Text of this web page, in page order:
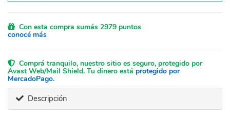
Con esta compra sumás 2979 puntos
conocé más
Comprá tranquilo, nuestro sitio es seguro, protegido por
Avast Web/Mail Shield. Tu dinero está protegido por
MercadoPago.
Descripción